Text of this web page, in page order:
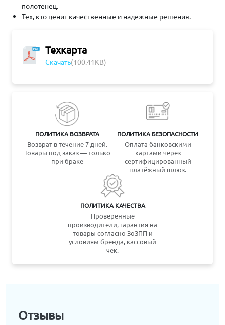
Техкарта
Скачать(100.41KB)
ПОЛИТИКА ВОЗВРАТА
Возврат в течение 7 дней.
Товары под заказ — только
при браке
ПОЛИТИКА БЕЗОПАСНОСТИ
Оплата банковскими
картами через
сертифицированный
платёжный шлюз.
ПОЛИТИКА КАЧЕСТВА
Проверенные
производители, гарантия на
товары согласно ЗоЗПП и
условиям бренда, кассовый
чек.
полотенец.
Тех, кто ценит качественные и надежные решения.
Отзывы